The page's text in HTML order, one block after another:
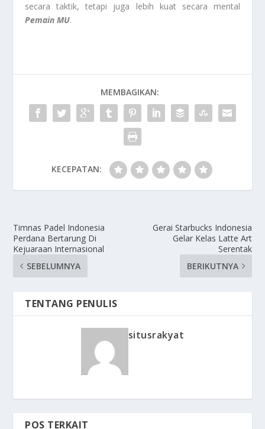
secara taktik, tetapi juga lebih kuat secara mental
Pemain MU.
MEMBAGIKAN:
KECEPATAN:
Timnas Padel Indonesia
Perdana Bertarung Di
Kejuaraan Internasional
SEBELUMNYA
Gerai Starbucks Indonesia
Gelar Kelas Latte Art
Serentak
BERIKUTNYA
TENTANG PENULIS
situsrakyat
POS TERKAIT